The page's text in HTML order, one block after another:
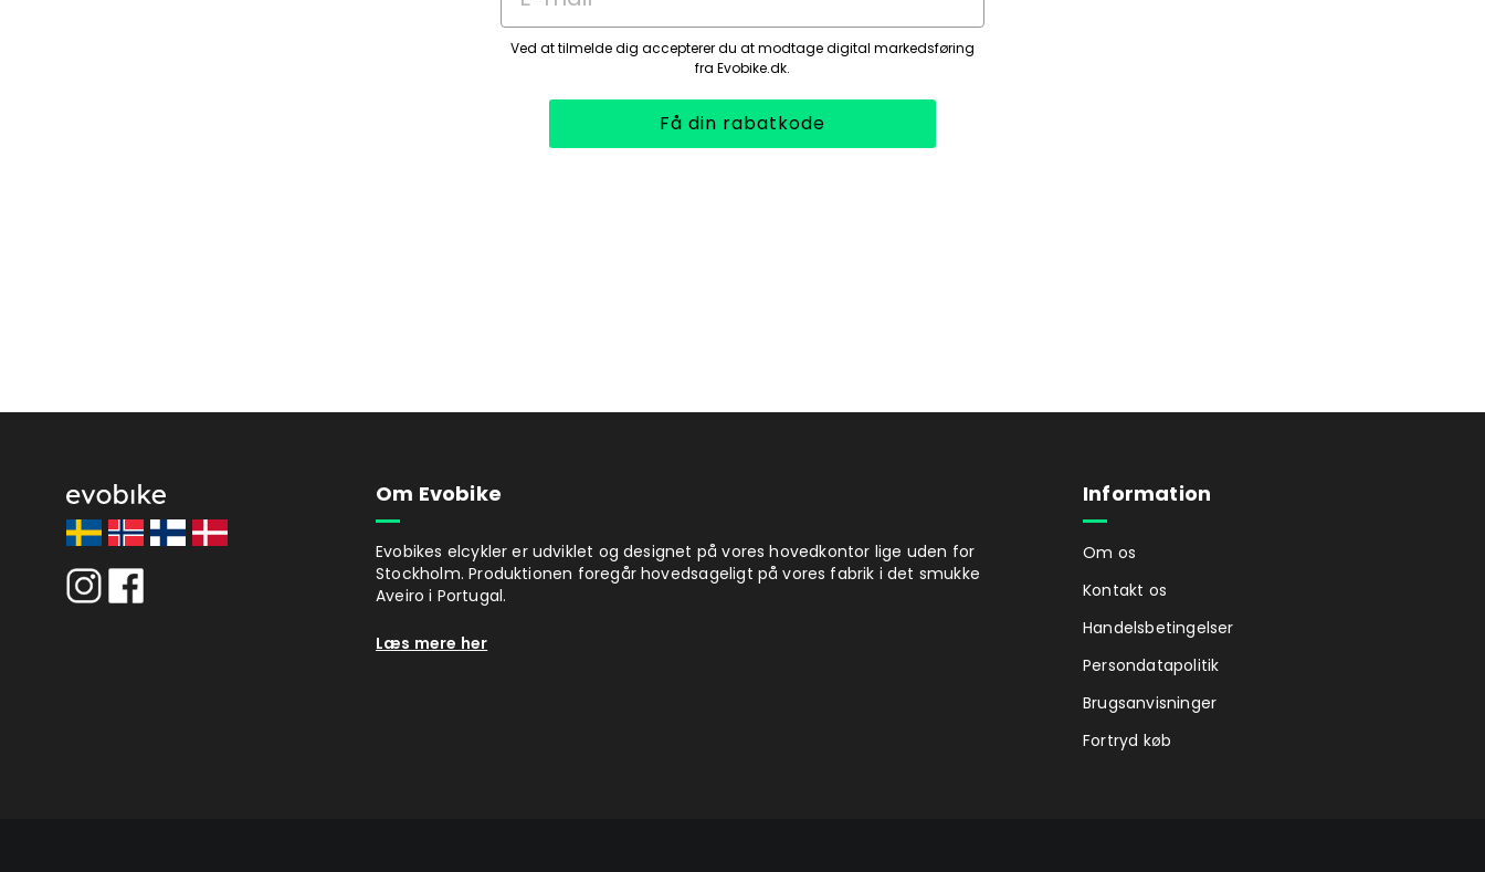
Ved at tilmelde dig accepterer du at modtage digital markedsføring
fra Evobike.dk.
Få din rabatkode
Om Evobike
Evobikes elcykler er udviklet og designet på vores hovedkontor lige uden for
Stockholm. Produktionen foregår hovedsageligt på vores fabrik i det smukke
Aveiro i Portugal.
Læs mere her
Information
Om os
Kontakt os
Handelsbetingelser
Persondatapolitik
Brugsanvisninger
Fortryd køb